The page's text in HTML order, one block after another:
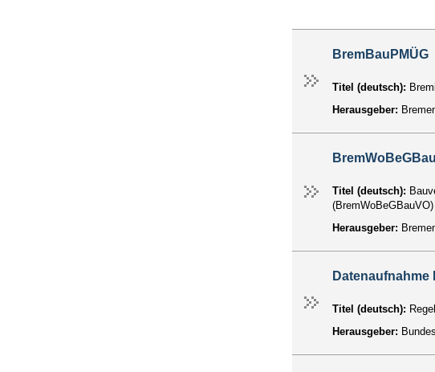
BremBauPMÜG
Titel (deutsch):
Herausgeber:
Titel (deutsch):
(BremWoBeGBauVO)
Herausgeber:
Datenaufnahme
Titel (deutsch):
Herausgeber: